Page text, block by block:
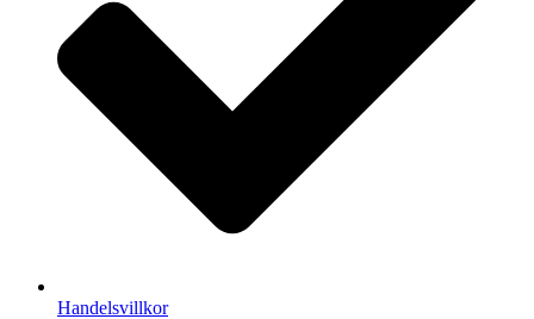
Handelsvillkor